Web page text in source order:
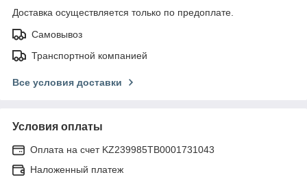
Доставка осуществляется только по предоплате.
Самовывоз
Транспортной компанией
Все условия доставки
Условия оплаты
Оплата на счет KZ239985TB0001731043
Наложенный платеж